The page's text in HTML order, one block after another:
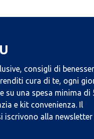
consigli di
cura di te, ogni
su una spesa minima di
e kit convenienza. Il
iscrivono alla newsletter